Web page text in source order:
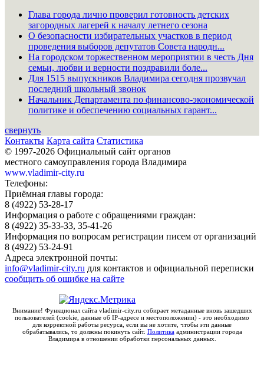
Глава города лично проверил готовность детских
загородных лагерей к началу летнего сезона
О безопасности избирательных участков в период
проведения выборов депутатов Совета народн...
На городском торжественном мероприятии в честь Дня
семьи, любви и верности поздравили боле...
Для 1515 выпускников Владимира сегодня прозвучал
последний школьный звонок
Начальник Департамента по финансово-экономической
политике и обеспечению социальных гарант...
свернуть
Контакты Карта сайта Статистика
© 1997-2026 Официальный сайт органов
местного самоуправления города Владимира
www.vladimir-city.ru
Телефоны:
Приёмная главы города:
8 (4922) 53-28-17
Информация о работе с обращениями граждан:
8 (4922) 35-33-33, 35-41-26
Информация по вопросам регистрации писем от организаций
8 (4922) 53-24-91
Адреса электронной почты:
info@vladimir-city.ru для контактов и официальной переписки
сообщить об ошибке на сайте
Внимание! Функционал сайта vladimir-city.ru собирает метаданные вновь зашедших
пользователей (cookie, данные об IP-адресе и местоположении) - это необходимо
для корректной работы ресурса, если вы не хотите, чтобы эти данные
обрабатывались, то должны покинуть сайт. Политикаадминистрации города
Владимира в отношении обработки персональных данных.